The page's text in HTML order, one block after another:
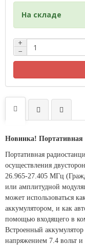
На складе
+
−
Новинка! Портативная
Портативная
осуществления
26.965-27.405 МГц
или амплитудной
может использоваться
аккумулятором, и как
помощью входящего в
Встроенный
напряжением 7.4 вольт